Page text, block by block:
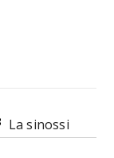
La sinossi